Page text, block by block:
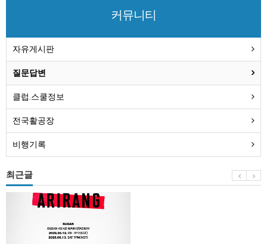
커뮤니티
자유게시판
질문답변
클럽.스쿨정보
전국활공장
비행기록
최근글